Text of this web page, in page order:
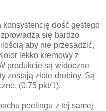
konsystencję dość gęstego
się bardzo
aby nie przesadzić,
lekko kremowy z
produkcie są widoczne
zostają złote drobiny. Są
(0,75 pkt/1).
peelingu z tej samej